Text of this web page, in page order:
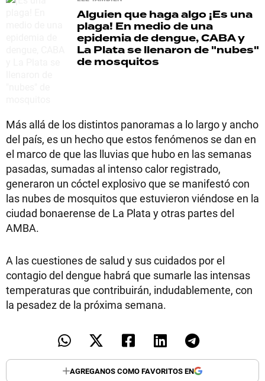
Alguien que haga algo ¡Es una
plaga! En medio de una
epidemia de dengue, CABA y
La Plata se llenaron de "nubes"
de mosquitos
Más allá de los distintos panoramas a lo largo y ancho
del país, es un hecho que estos fenómenos se dan en
el marco de que las lluvias que hubo en las semanas
pasadas, sumadas al intenso calor registrado,
generaron un cóctel explosivo que se manifestó con
las nubes de mosquitos que estuvieron viéndose en la
ciudad bonaerense de La Plata y otras partes del
AMBA.
A las cuestiones de salud y sus cuidados por el
contagio del dengue habrá que sumarle las intensas
temperaturas que contribuirán, indudablemente, con
la pesadez de la próxima semana.
AGREGANOS COMO FAVORITOS EN